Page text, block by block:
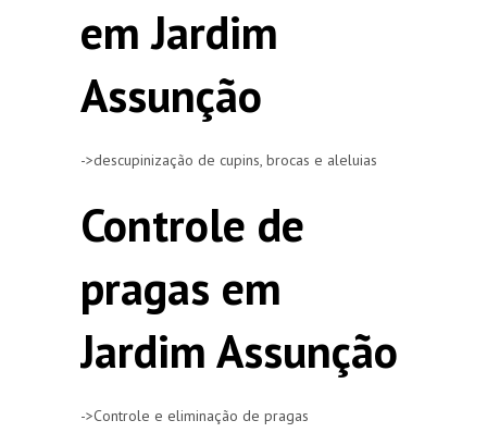
em Jardim
Assunção
->descupinização de cupins, brocas e aleluias
Controle de
pragas em
Jardim Assunção
->Controle e eliminação de pragas